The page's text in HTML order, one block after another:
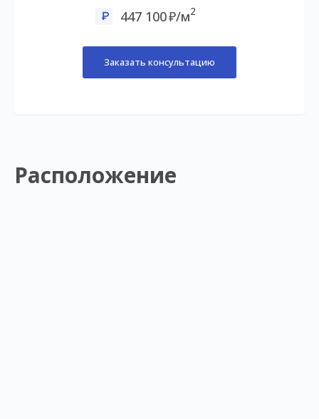
447 100 /м2
Заказать консультацию
Расположение